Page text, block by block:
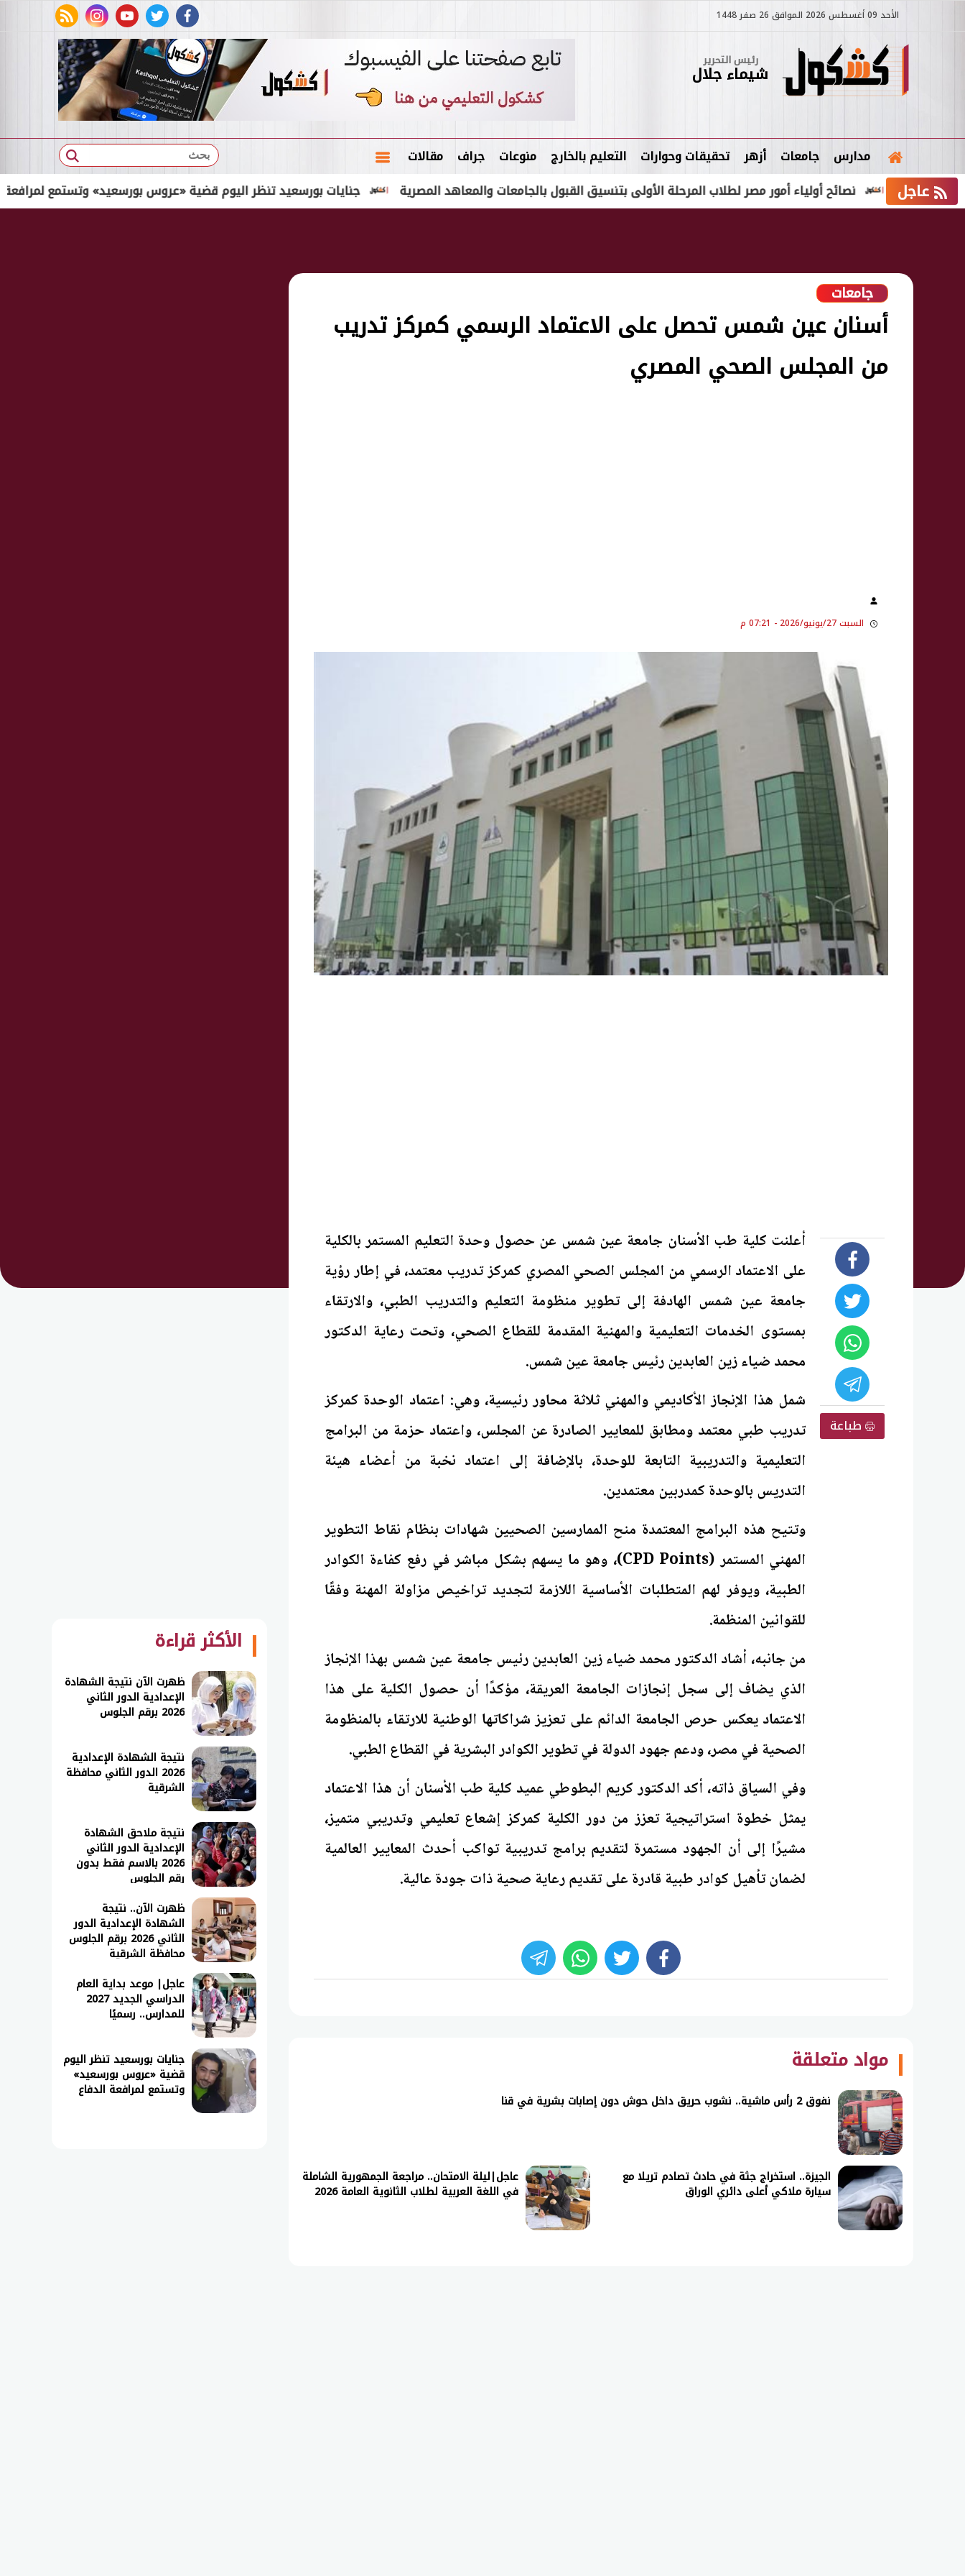
الأحد 09 أغسطس 2026 الموافق 26 صفر 1448
facebook
twitter
youtube
instagram
rss feed
رئيس التحرير
شيماء جلال
مدارس جامعات أزهر تحقيقات وحوارات التعليم بالخارج منوعات جراف مقالات بحث
عاجل جنايات بورسعيد تنظر اليوم قضية «عروس بورسعيد» وتستمع لمرافعة الدفاع نصائح أولياء أمور مصر لطلاب المرحلة الأولى بتنسيق القبول بالجامعات والمعاهد المصرية
جامعات
أسنان عين شمس تحصل على الاعتماد الرسمي كمركز تدريب
من المجلس الصحي المصري
السبت 27/يونيو/2026 - 07:21 م
طباعة
أعلنت كلية طب الأسنان جامعة عين شمس عن حصول وحدة التعليم المستمر بالكلية
على الاعتماد الرسمي من المجلس الصحي المصري كمركز تدريب معتمد، في إطار رؤية
جامعة عين شمس الهادفة إلى تطوير منظومة التعليم والتدريب الطبي، والارتقاء
بمستوى الخدمات التعليمية والمهنية المقدمة للقطاع الصحي، وتحت رعاية الدكتور
محمد ضياء زين العابدين رئيس جامعة عين شمس.
شمل هذا الإنجاز الأكاديمي والمهني ثلاثة محاور رئيسية، وهي: اعتماد الوحدة كمركز
تدريب طبي معتمد ومطابق للمعايير الصادرة عن المجلس، واعتماد حزمة من البرامج
التعليمية والتدريبية التابعة للوحدة، بالإضافة إلى اعتماد نخبة من أعضاء هيئة
التدريس بالوحدة كمدربين معتمدين.
وتتيح هذه البرامج المعتمدة منح الممارسين الصحيين شهادات بنظام نقاط التطوير
المهني المستمر (CPD Points)، وهو ما يسهم بشكل مباشر في رفع كفاءة الكوادر
الطبية، ويوفر لهم المتطلبات الأساسية اللازمة لتجديد تراخيص مزاولة المهنة وفقًا
للقوانين المنظمة.
من جانبه، أشاد الدكتور محمد ضياء زين العابدين رئيس جامعة عين شمس بهذا الإنجاز
الذي يضاف إلى سجل إنجازات الجامعة العريقة، مؤكدًا أن حصول الكلية على هذا
الاعتماد يعكس حرص الجامعة الدائم على تعزيز شراكاتها الوطنية للارتقاء بالمنظومة
الصحية في مصر، ودعم جهود الدولة في تطوير الكوادر البشرية في القطاع الطبي.
وفي السياق ذاته، أكد الدكتور كريم البطوطي عميد كلية طب الأسنان أن هذا الاعتماد
يمثل خطوة استراتيجية تعزز من دور الكلية كمركز إشعاع تعليمي وتدريبي متميز،
مشيرًا إلى أن الجهود مستمرة لتقديم برامج تدريبية تواكب أحدث المعايير العالمية
لضمان تأهيل كوادر طبية قادرة على تقديم رعاية صحية ذات جودة عالية.
facebook
twitter
whats
مواد متعلقة
نفوق 2 رأس ماشية.. نشوب حريق داخل حوش دون إصابات بشرية في قنا
الجيزة.. استخراج جثة في حادث تصادم تريلا مع
سيارة ملاكي أعلى دائري الوراق
عاجل|ليلة الامتحان.. مراجعة الجمهورية الشاملة
في اللغة العربية لطلاب الثانوية العامة 2026
الأكثر قراءة
ظهرت الآن نتيجة الشهادة
الإعدادية الدور الثاني
2026 برقم الجلوس
نتيجة الشهادة الإعدادية
2026 الدور الثاني محافظة
الشرقية
نتيجة ملاحق الشهادة
الإعدادية الدور الثاني
2026 بالاسم فقط بدون
رقم الجلوس
ظهرت الآن.. نتيجة
الشهادة الإعدادية الدور
الثاني 2026 برقم الجلوس
محافظة الشرقية
عاجل| موعد بداية العام
الدراسي الجديد 2027
للمدارس.. رسميًا
جنايات بورسعيد تنظر اليوم
قضية «عروس بورسعيد»
وتستمع لمرافعة الدفاع